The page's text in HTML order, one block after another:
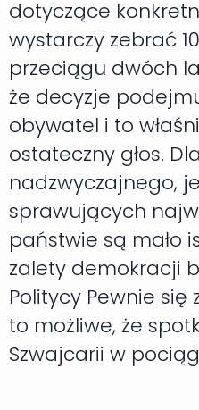
dotyczące
wystarczy zebrać
przeciągu dwóch
że decyzje
obywatel i to
ostateczny głos.
nadzwyczajnego,
sprawujących
państwie są mało
zalety demokracji
Politycy Pewnie
to możliwe, że
Szwajcarii w